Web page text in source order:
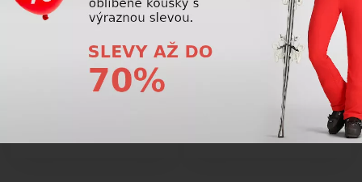
Lyžařské rukavice Reusch Luke R-
tex XT black/neon green
Dámské lyžařské rukavice Reusch
RE:KNIT Victoria R-tex XT
3 000,00